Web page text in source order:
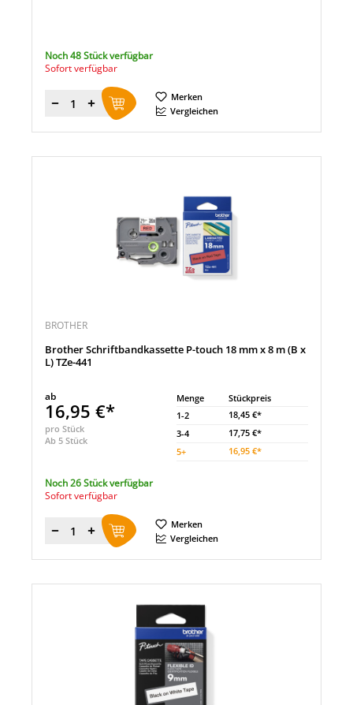
Noch 48 Stück verfügbar
Sofort verfügbar
Menge
Merken
Vergleichen
BROTHER
Brother Schriftbandkassette P-touch 18 mm x 8 m (B x
L) TZe-441
ab
16,95 €*
pro Stück
Ab 5 Stück
Menge
Stückpreis
1-2
18,45 €*
3-4
17,75 €*
5+ 16,95 €*
Noch 26 Stück verfügbar
Sofort verfügbar
Menge
Merken
Vergleichen